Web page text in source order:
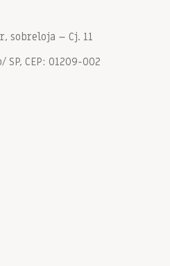
sobreloja – Cj. 11
CEP: 01209-002